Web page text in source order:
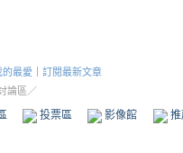
的最愛
訂閱最新文章
論區／
投票區 影像館